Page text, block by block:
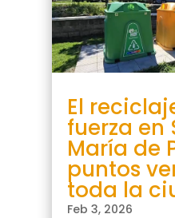
El
fuerza en
María de
puntos
toda la
Feb 3, 2026